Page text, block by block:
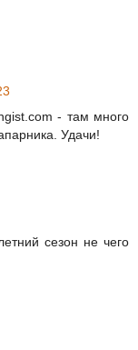
- там много
Удачи!
сезон не чего